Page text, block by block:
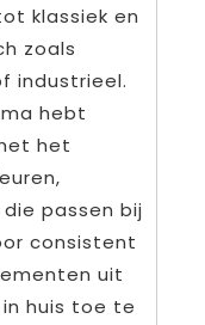
klassiek en
zoals
industrieel.
hebt
het
passen bij
consistent
uit
huis toe te